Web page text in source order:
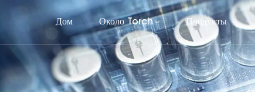
Дом Около Torch Продукты